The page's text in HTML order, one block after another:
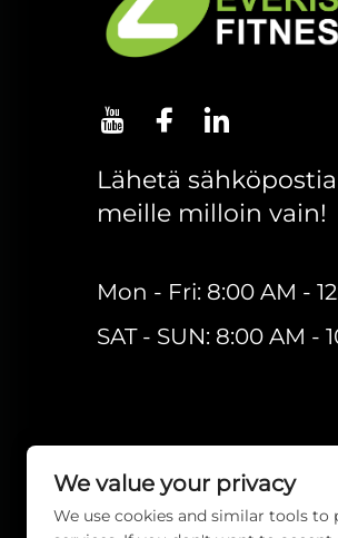
Lähetä
meille milloin vain!
Mon - Fri: 8:00 AM -
SAT - SUN: 8:00 AM -
We value your privacy
We use cookies and similar tools to